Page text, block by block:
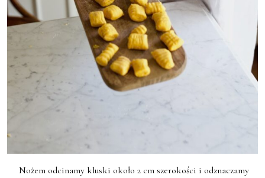
Nożem odcinamy kluski około 2 cm szerokości i odznaczamy